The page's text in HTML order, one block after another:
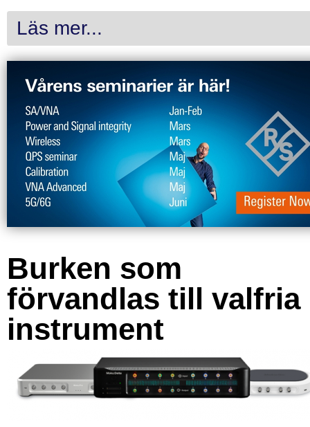
Läs mer...
Burken som
förvandlas till valfria
instrument